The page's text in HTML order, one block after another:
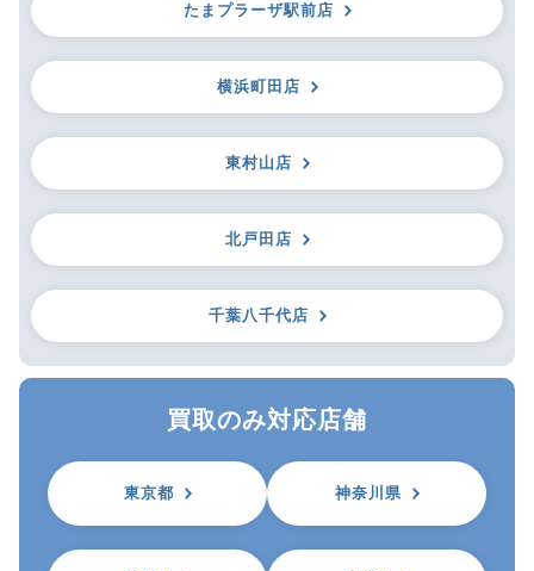
たまプラーザ駅前店
横浜町田店
東村山店
北戸田店
千葉八千代店
買取のみ対応店舗
東京都 神奈川県